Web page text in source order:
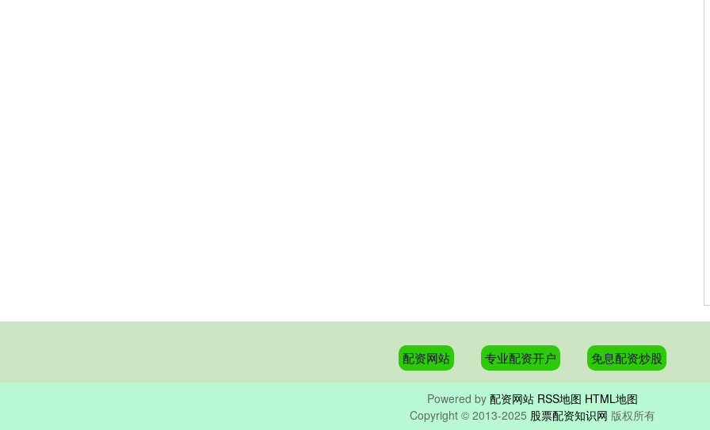
配资网站 专业配资开户 免息配资炒股
Powered by 配资网站 RSS地图 HTML地图
Copyright © 2013-2025 股票配资知识网 版权所有